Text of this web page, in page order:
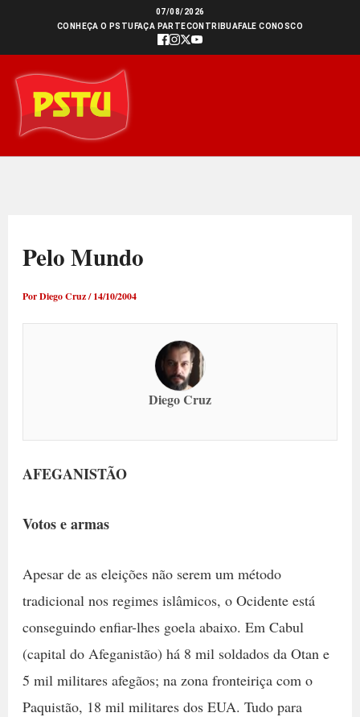
conteúdo
07/08/2026
CONHEÇA O PSTU FAÇA PARTECONTRIBUAFALE CONOSCO
Pelo Mundo
PorDiego Cruz/14/10/2004
Diego Cruz
AFEGANISTÃO
Votos e armas
Apesar de as eleições não serem um método
tradicional nos regimes islâmicos, o Ocidente está
conseguindo enfiar-lhes goela abaixo. Em Cabul
(capital do Afeganistão) há 8 mil soldados da Otan e
5 mil militares afegãos; na zona fronteiriça com o
Paquistão, 18 mil militares dos EUA. Tudo para